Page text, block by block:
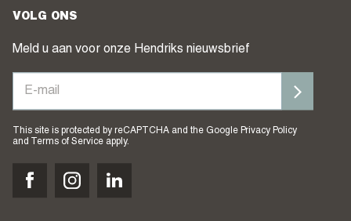
VOLG ONS
Meld u aan voor onze Hendriks nieuwsbrief
This site is protected by reCAPTCHA and the Google Privacy Policy
and
Terms of Service apply.